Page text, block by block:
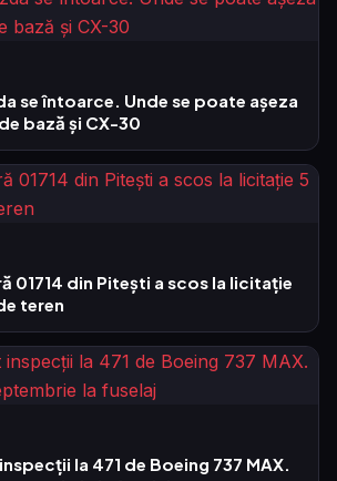
se întoarce. Unde se poate așeza
bază și CX-30
01714 din Pitești a scos la licitație
teren
la 471 de Boeing 737 MAX.